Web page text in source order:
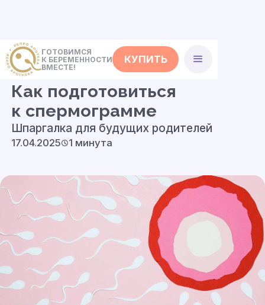
ГОТОВИМСЯ
К БЕРЕМЕННОСТИ
ВМЕСТЕ!
КУПИТЬ
<- Полезные советы
Как подготовиться
к спермограмме
Шпаргалка для будущих родителей
17.04.2025 1 минута